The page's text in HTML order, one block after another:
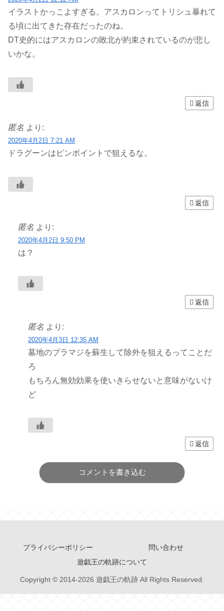
イラストかっこよすぎる。アスカロンってトリシュ暴れて
る頃に出てきた存在だったのね。
DT史的にはアスカロンの敗北が約束されているのが悲し
いかな。
返信
匿名 より:
2020年4月2日 7:21 AM
ドラグーンはピンポイントで狙えるな。
返信
匿名 より:
2020年4月2日 9:50 PM
は？
返信
匿名 より:
2020年4月3日 12:35 AM
墓地のブラマジを蘇生して除外を狙えるってことだ
ろ
もちろん無効効果を使いきらせないと意味がないけ
ど
返信
コメントを書き込む
プライバシーポリシー
問い合わせ
遊戯王の軌跡について
Copyright © 2014-2026 遊戯王の軌跡 All Rights Reserved.